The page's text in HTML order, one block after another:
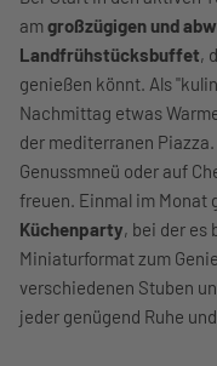
amgroßzügigen und
Landfrühstücksbuffet,
genießen könnt. Als
Nachmittag etwas
der mediterranen
Genussmneü oder auf
freuen. Einmal im Monat
Küchenparty, bei der es
Miniaturformat zum
verschiedenen Stuben
jeder genügend Ruhe